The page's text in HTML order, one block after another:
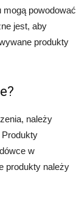
powodować
jest, aby
produkty
należy
w
produkty należy